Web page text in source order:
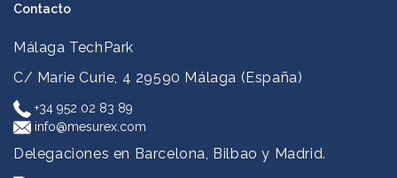
Contacto
Málaga TechPark
C/ Marie Curie, 4 29590 Málaga (España)
+34 952 02 83 89
info@mesurex.com
Delegaciones en Barcelona, Bilbao y Madrid.